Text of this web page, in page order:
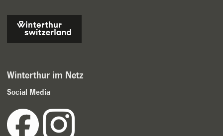
Winterthur im Netz
Social Media